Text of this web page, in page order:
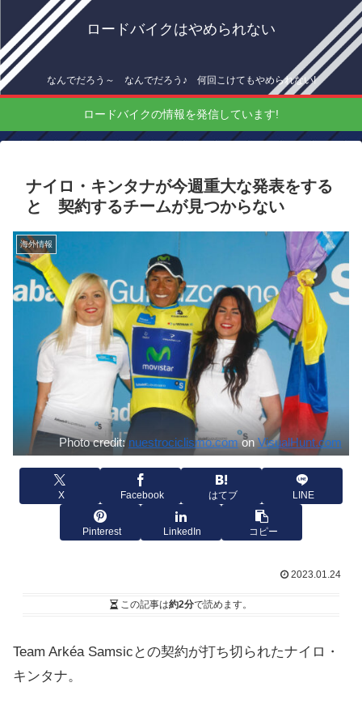
ロードバイクはやめられない
なんでだろう～ なんでだろう♪ 何回こけてもやめられない!
ロードバイクの情報を発信しています!
ナイロ・キンタナが今週重大な発表をする
と 契約するチームが見つからない
海外情報
Photo credit:nuestrociclismo.comonVisualHunt.com
X Facebook はてブ LINE
Pinterest LinkedIn コピー
2023.01.24
この記事は約2分で読めます。
Team Arkéa Samsicとの契約が打ち切られたナイロ・
キンタナ。